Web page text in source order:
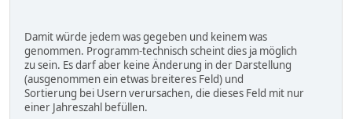
Damit würde jedem was gegeben und keinem was
genommen. Programm-technisch scheint dies ja möglich
zu sein. Es darf aber keine Änderung in der Darstellung
(ausgenommen ein etwas breiteres Feld) und
Sortierung bei Usern verursachen, die dieses Feld mit nur
einer Jahreszahl befüllen.